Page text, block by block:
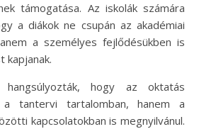
támogatása. Az iskolák számára
a diákok ne csupán az akadémiai
a személyes fejlődésükben is
kapjanak.
hogy az oktatás
a tantervi tartalomban, hanem a
kapcsolatokban is megnyilvánul.